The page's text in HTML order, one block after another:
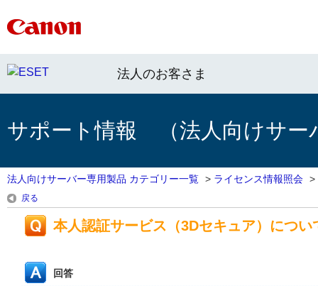
法人のお客さま
サポート情報 （法人向けサー
法人向けサーバー専用製品 カテゴリー一覧 > ライセンス情報照会 >
戻る
本人認証サービス（3Dセキュア）につい
回答